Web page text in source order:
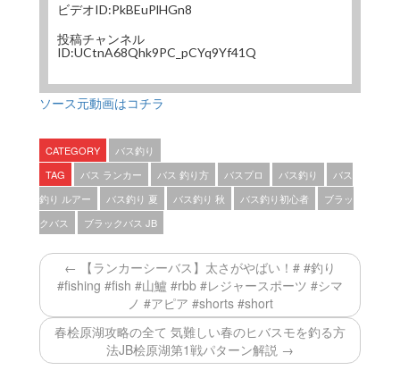
ビデオID:PkBEuPlHGn8
投稿チャンネル
ID:UCtnA68Qhk9PC_pCYq9Yf41Q
ソース元動画はコチラ
CATEGORY
バス釣り
TAG
バス ランカー バス 釣り方 バスプロ バス釣り
バス
釣り ルアー
バス釣り 夏 バス釣り 秋 バス釣り初心者
ブラッ
クバス
ブラックバス JB
← 【ランカーシーバス】太さがやばい！# #釣り
#fishing #fish #山鱸 #rbb #レジャースポーツ #シマ
ノ #アピア #shorts #short
春桧原湖攻略の全て 気難しい春のヒバスモを釣る方
法JB桧原湖第1戦パターン解説 →